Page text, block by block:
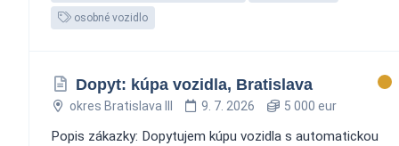
osobné vozidlo
Dopyt: kúpa vozidla, Bratislava
okres Bratislava III 9. 7. 2026 5 000 eur
Popis zákazky: Dopytujem kúpu vozidla s automatickou